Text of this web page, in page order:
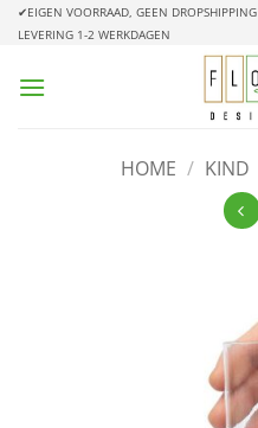
Ga
naar
✔EIGEN VOORRAAD, GEEN DROPSHIPPING
LEVERING 1-2 WERKDAGEN
HOME / KIND